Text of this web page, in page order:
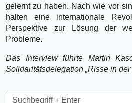
gelernt zu haben. Nach wie vor
halten eine internationale
Perspektive zur Lösung der
Probleme.
Das Interview führte Martin
Solidaritätsdelegation „Risse in der